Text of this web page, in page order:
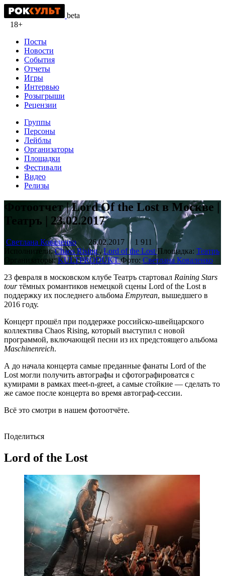
beta
18+
Посты
Новости
События
Отчеты
Игры
Интервью
Розыгрыши
Рецензии
Группы
Персоны
Лейблы
Организаторы
Площадки
Фестивали
Видео
Релизы
Фотоотчет | Lord Of the Lost в Москве |
Театръ | 23.02.2017
Светлана Коваленко 26.02.2017
1 911
Исполнители:Chaos Rising,Lord of the LostПлощадка: Театръ
Организаторы:KULTPRODUKTФото:Светлана Коваленко
23 февраля в московском клубе Театръ стартовал Raining Stars
tourтёмных романтиков немецкой сцены Lord of the Lost в
поддержку их последнего альбома Empyrean, вышедшего в
2016 году.
Концерт прошёл при поддержке российско-швейцарского
коллектива Chaos Rising, который выступил с новой
программой, включающей песни из их предстоящего альбома
Maschinenreich.
А до начала концерта самые преданные фанаты Lord of the
Lost могли получить автографы и сфотографироватся с
кумирами в рамках meet-n-greet, а самые стойкие — сделать то
же самое после концерта во время автограф-сессии.
Всё это смотри в нашем фотоотчёте.
Поделиться
Lord of the Lost